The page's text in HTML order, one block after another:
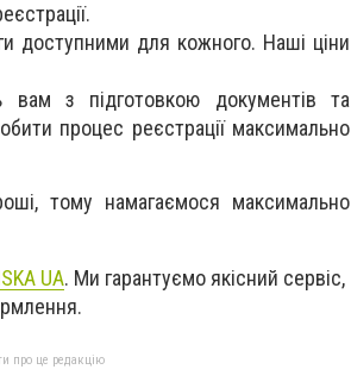
доступними для кожного. Наші ціни
вам з підготовкою документів та
процес реєстрації максимально
тому намагаємося максимально
UA. Ми гарантуємо якісний сервіс,
про це редакцію